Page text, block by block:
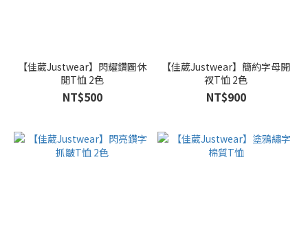
【佳葳Justwear】閃耀鑽圖休
閒T恤 2色
NT$500
【佳葳Justwear】簡約字母開
衩T恤 2色
NT$900